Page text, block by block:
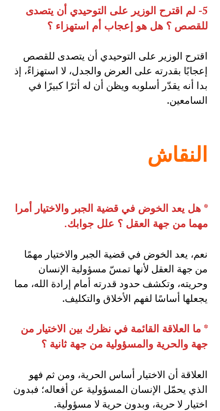
5- لم اقترح الوزير على التوحيدي أن يتصدى
للقصص ؟ هل هو إعجاب أم استهزاء ؟
اقترح الوزير على التوحيدي أن يتصدى للقصص
إعجابًا بقدرته على العرض والجدل، لا استهزاءً، إذ
بدا أنه يقدّر أسلوبه ويظن أن له أثرًا كبيرًا في
السامعين.
النقاش
* هل يعد الخوض في قضية الجبر والاختيار أمرا
مهما من جهة العقل ؟ علل جوابك.
نعم، يعد الخوض في قضية الجبر والاختيار مهمًا
من جهة العقل لأنها تمسّ مسؤولية الإنسان
وحريته، وتكشف حدود قدرته أمام إرادة الله، مما
يجعلها أساسًا لفهم الأخلاق والتكليف.
* ما العلاقة القائمة في نظرك بين الاختيار من
جهة والحرية والمسؤولية من جهة ثانية ؟
العلاقة أن الاختيار أساس الحرية، ومن ثم فهو
الذي يحمّل الإنسان المسؤولية عن أفعاله؛ فبدون
اختيار لا حرية، وبدون حرية لا مسؤولية.